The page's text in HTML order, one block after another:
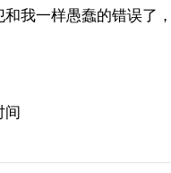
和我一样愚蠢的错误了
间